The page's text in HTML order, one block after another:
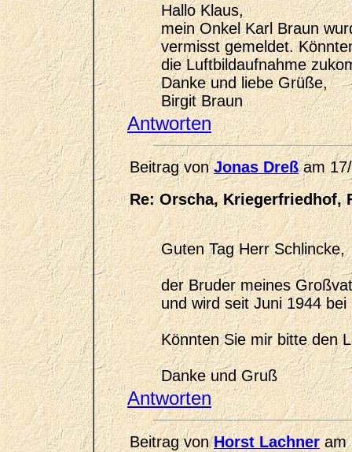
Hallo Klaus,
mein Onkel Karl Braun
vermisst gemeldet.
die Luftbildaufnahme
Danke und liebe Grüße,
Birgit Braun
Antworten
Beitrag vonJonas Dreßam
Re: Orscha, Kriegerfriedhof,
Guten Tag Herr Schlincke,
der Bruder meines
und wird seit Juni 1944
Könnten Sie mir bitte den
Danke und Gruß
Antworten
Beitrag vonHorst Lachneram